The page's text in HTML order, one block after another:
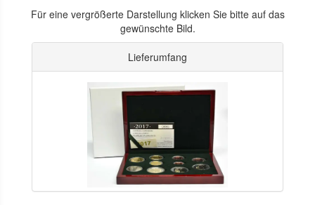
Für eine vergrößerte Darstellung klicken Sie bitte auf das
gewünschte Bild.
Lieferumfang